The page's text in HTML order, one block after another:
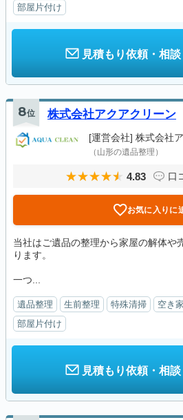
部屋片付け
見積もり依頼・相談
8位 株式会社アクアクリーン
[運営会社] 株式会社
（山形の遺品整理）
4.83 口
お気に入りに
当社はご遺品の整理から家屋の解体や
ります。
一つ...
遺品整理 生前整理 特殊清掃 空き
部屋片付け
見積もり依頼・相談